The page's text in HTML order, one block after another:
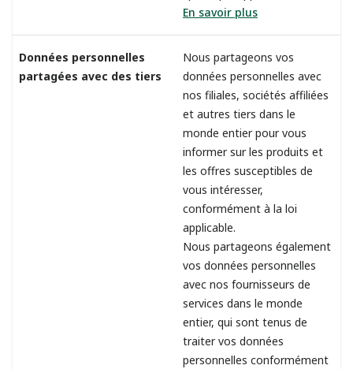
En savoir plus
Données personnelles
partagées avec des tiers
Nous partageons vos
données personnelles avec
nos filiales, sociétés affiliées
et autres tiers dans le
monde entier pour vous
informer sur les produits et
les offres susceptibles de
vous intéresser,
conformément à la loi
applicable.
Nous partageons également
vos données personnelles
avec nos fournisseurs de
services dans le monde
entier, qui sont tenus de
traiter vos données
personnelles conformément